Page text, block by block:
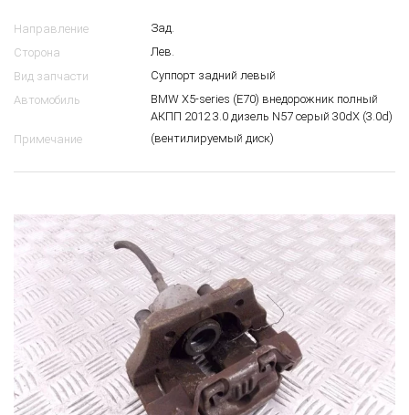
Направление
Зад.
Сторона
Лев.
Вид запчасти
Суппорт задний левый
Автомобиль
BMW X5-series (E70) внедорожник полный
АКПП 2012 3.0 дизель N57 серый 30dX (3.0d)
Примечание
(вентилируемый диск)